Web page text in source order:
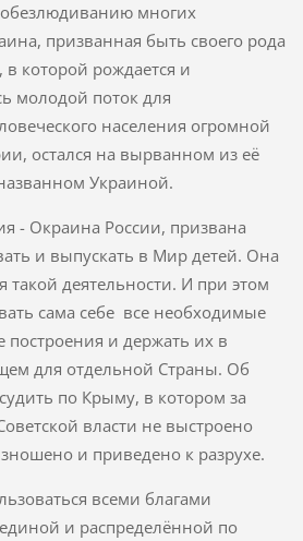
многих
призванная быть своего рода
которой рождается и
молодой поток для
населения огромной
остался на вырванном из её
Украиной.
- Окраина России, призвана
и выпускать в Мир детей. Она
такой деятельности. И при этом
сама себе все необходимые
построения и держать их в
для отдельной Страны. Об
по Крыму, в котором за
власти не выстроено
и приведено к разрухе.
всеми благами
и распределённой по